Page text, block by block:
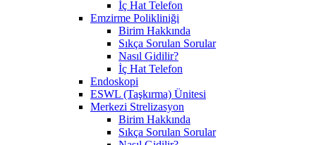
İç Hat Telefon
Emzirme Polikliniği
Birim Hakkında
Sıkça Sorulan Sorular
Nasıl Gidilir?
İç Hat Telefon
Endoskopi
ESWL (Taşkırma) Ünitesi
Merkezi Strelizasyon
Birim Hakkında
Sıkça Sorulan Sorular